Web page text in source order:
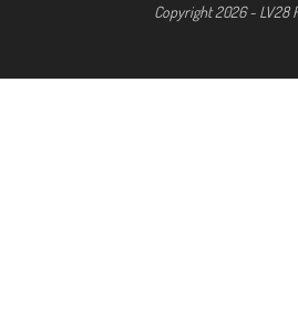
Copyright 2026 - LV28